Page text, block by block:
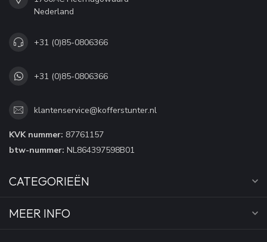
Nederland
+31 (0)85-0806366
+31 (0)85-0806366
klantenservice@kofferstunter.nl
KVK nummer: 87761157
btw-nummer: NL864397598B01
CATEGORIEËN
MEER INFO